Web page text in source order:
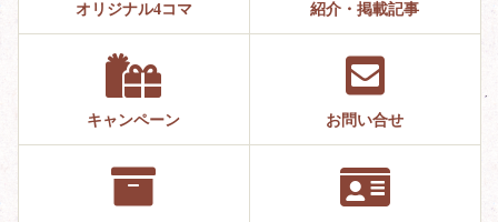
オリジナル4コマ 紹介・掲載記事
キャンペーン お問い合せ